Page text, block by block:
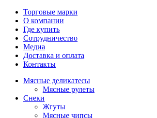
Торговые марки
О компании
Где купить
Сотрудничество
Медиа
Доставка и оплата
Контакты
Мясные деликатесы
Мясные рулеты
Снеки
Жгуты
Мясные чипсы